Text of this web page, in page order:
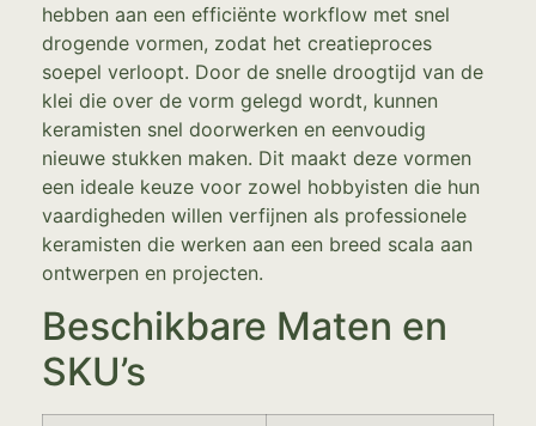
hebben aan een efficiënte workflow met snel
drogende vormen, zodat het creatieproces
soepel verloopt. Door de snelle droogtijd van de
klei die over de vorm gelegd wordt, kunnen
keramisten snel doorwerken en eenvoudig
nieuwe stukken maken. Dit maakt deze vormen
een ideale keuze voor zowel hobbyisten die hun
vaardigheden willen verfijnen als professionele
keramisten die werken aan een breed scala aan
ontwerpen en projecten.
Beschikbare Maten en
SKU’s